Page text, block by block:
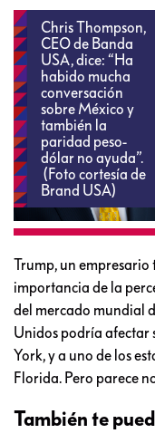
Chris Thompson,
CEO de Banda
USA, dice: “Ha
habido mucha
conversación
sobre México y
también la
paridad peso-
dólar no ayuda”.
(Foto cortesía de
Brand USA)
Trump, un empresario
importancia de la
del mercado mundial
Unidos podría afectar
York, y a uno de los
Florida. Pero parece
También te